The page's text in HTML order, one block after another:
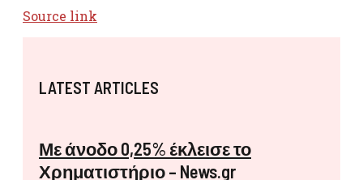
Source link
LATEST ARTICLES
Με άνοδο 0,25% έκλεισε το
Χρηματιστήριο – News.gr